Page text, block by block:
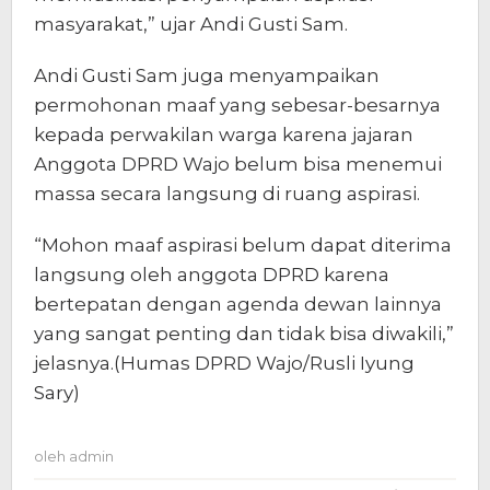
masyarakat,” ujar Andi Gusti Sam.
Andi Gusti Sam juga menyampaikan
permohonan maaf yang sebesar-besarnya
kepada perwakilan warga karena jajaran
Anggota DPRD Wajo belum bisa menemui
massa secara langsung di ruang aspirasi.
“Mohon maaf aspirasi belum dapat diterima
langsung oleh anggota DPRD karena
bertepatan dengan agenda dewan lainnya
yang sangat penting dan tidak bisa diwakili,”
jelasnya.(Humas DPRD Wajo/Rusli Iyung
Sary)
oleh admin